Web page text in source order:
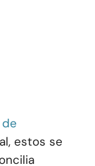
estos se